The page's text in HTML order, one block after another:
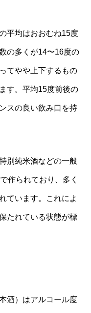
平均はおおむね15度
の多くが14〜16度の
てやや上下するもの
す。平均15度前後の
スの良い飲み口を持
別純米酒などの一般
作られており、多く
ています。これによ
たれている状態が標
酒）はアルコール度